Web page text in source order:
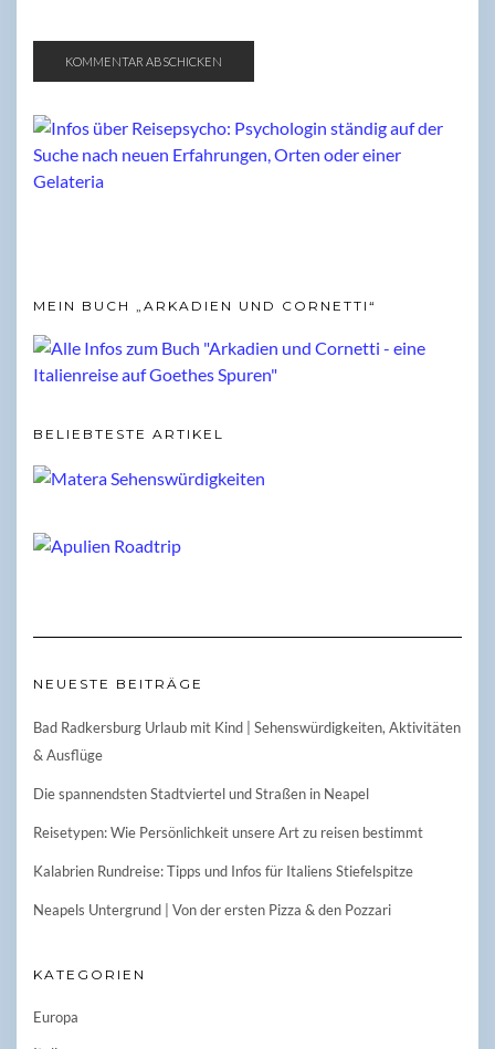
MEIN BUCH „ARKADIEN UND CORNETTI“
BELIEBTESTE ARTIKEL
NEUESTE BEITRÄGE
Bad Radkersburg Urlaub mit Kind | Sehenswürdigkeiten, Aktivitäten
& Ausflüge
Die spannendsten Stadtviertel und Straßen in Neapel
Reisetypen: Wie Persönlichkeit unsere Art zu reisen bestimmt
Kalabrien Rundreise: Tipps und Infos für Italiens Stiefelspitze
Neapels Untergrund | Von der ersten Pizza & den Pozzari
KATEGORIEN
Europa